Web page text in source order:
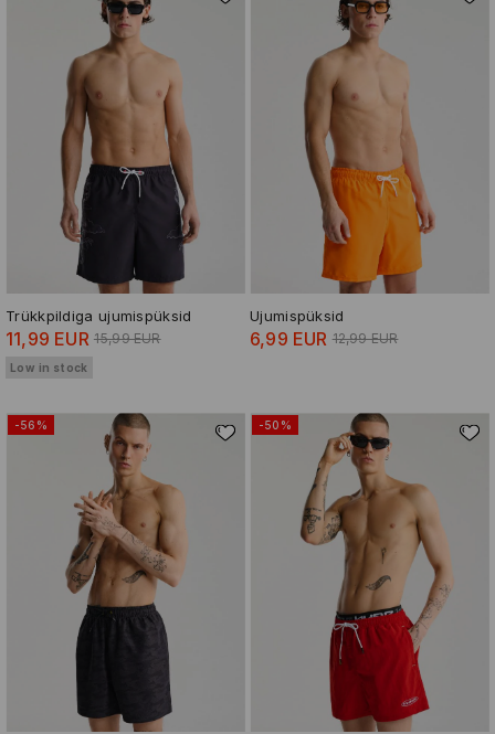
Trükkpildiga ujumispüksid
11,99 EUR 15,99 EUR
Low in stock
Ujumispüksid
6,99 EUR 12,99 EUR
-56% -50%